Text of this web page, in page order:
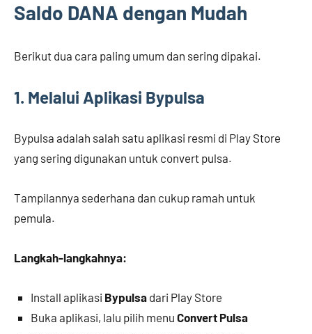
Saldo DANA dengan Mudah
Berikut dua cara paling umum dan sering dipakai.
1. Melalui Aplikasi Bypulsa
Bypulsa adalah salah satu aplikasi resmi di Play Store
yang sering digunakan untuk convert pulsa.
Tampilannya sederhana dan cukup ramah untuk
pemula.
Langkah-langkahnya:
Install aplikasi Bypulsa dari Play Store
Buka aplikasi, lalu pilih menu Convert Pulsa